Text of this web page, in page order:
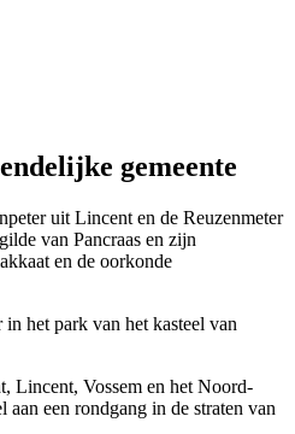
gemeente
uit Lincent en de Reuzenmeter
van Pancraas en zijn
en de oorkonde
het park van het kasteel van
Lincent, Vossem en het Noord-
aan een rondgang in de straten van